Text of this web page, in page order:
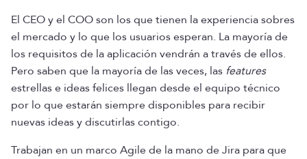
El CEO y el COO son los que tienen la experiencia sobres
el mercado y lo que los usuarios esperan. La mayoría de
los requisitos de la aplicación vendrán a través de ellos.
Pero saben que la mayoría de las veces, las features
estrellas e ideas felices llegan desde el equipo técnico
por lo que estarán siempre disponibles para recibir
nuevas ideas y discutirlas contigo.
Trabajan en un marco Agile de la mano de Jira para que